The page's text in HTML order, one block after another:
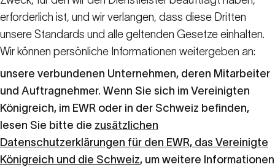
erforderlich ist, und wir verlangen, dass diese Dritten
unsere Standards und alle geltenden Gesetze einhalten.
Wir können persönliche Informationen weitergeben an:
unsere verbundenen Unternehmen, deren Mitarbeiter
und Auftragnehmer. Wenn Sie sich im Vereinigten
Königreich, im EWR oder in der Schweiz befinden,
lesen Sie bitte die zusätzlichen
Datenschutzerklärungen für den EWR, das Vereinigte
Königreich und die Schweiz, um weitere Informationen